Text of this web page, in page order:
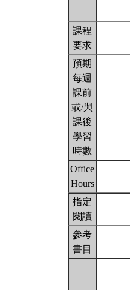
課程
要求
預期
每週
課前
或/與
課後
學習
時數
Office
Hours
指定
閱讀
參考
書目